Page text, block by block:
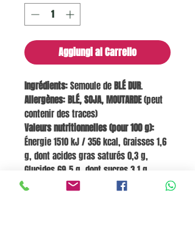
Aggiungi al Carrello
Ingrédients:Semoule deBLÉ DUR.
Allergènes:BLÉ, SOJA, MOUTARDE(peut
contenir des traces)
Valeurs nutritionnelles (pour 100 g):
Énergie 1510 kJ / 356 kcal, Graisses 1,6
g, dont acides gras saturés 0,3 g,
Glucides 69,5 g, dont sucres 3,1 g,
Fibres 2,9 g, Protéines 14,5 g, Sel 0,005